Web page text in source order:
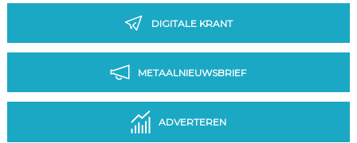
DIGITALE KRANT
METAALNIEUWSBRIEF
ADVERTEREN